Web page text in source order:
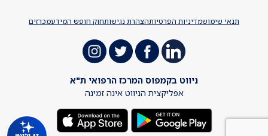
תנאי שימושמדיניות הפרטיותהצהרת נגישותחוק חופש המידעמכרזים
ניווט בקמפוס המרכז הרפואי ת"א
אפליקצית הניווט אינה זמינה